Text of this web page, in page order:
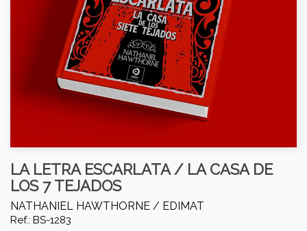
LA LETRA ESCARLATA / LA CASA DE
LOS 7 TEJADOS
NATHANIEL HAWTHORNE / EDIMAT
Ref.: BS-1283